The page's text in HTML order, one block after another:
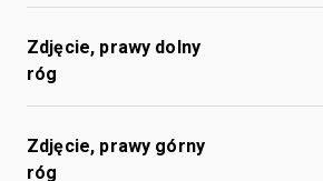
Zdjęcie, prawy dolny
róg
Zdjęcie, prawy górny
róg